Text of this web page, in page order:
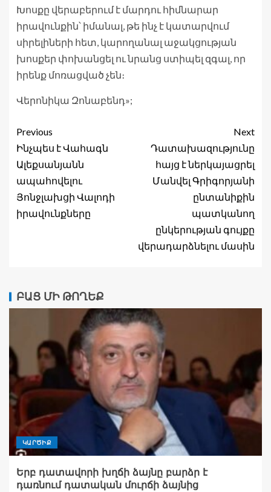
Խոսքը վերաբերում է մարդու հիմնարար
իրավունքին՝ իմանալ, թե ինչ է կատարվում
սիրելիների հետ, կարողանալ աջակցության
խոսքեր փոխանցել ու նրանց ստիպել զգալ, որ
իրենք մոռացված չեն։
Վերոնիկա Զոնաբենդ»;
Previous
Ինչպես է Վահագն
Ալեքսանյանն
ապահովելու
Յոնջլախցի Վալոդի
իրավունքները
Next
Դատախազությունը
հայց է ներկայացրել
Մանվել Գրիգորյանի
ընտանիքին
պատկանող
ընկերության գույքը
վերադարձնելու մասին
ԲԱՑ ՄԻ ԹՈՂԵՔ
ԿԱՐԾԻՔ
Երբ դատավորի խղճի ձայնը բարձր է
դառնում դատական մուրճի ձայնից